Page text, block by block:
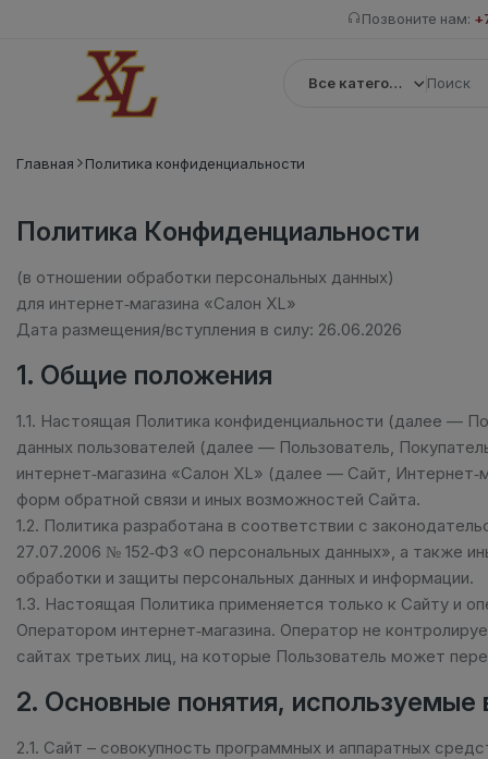
Позвоните нам:
Все категории
Главная Политика конфиденциальности
Политика Конфиденциальности
(в отношении обработки персональных данных)
для интернет‑магазина «Салон XL»
Дата размещения/вступления в силу: 26.06.2026
1. Общие положения
1.1. Настоящая Политика конфиденциальности (далее —
данных пользователей (далее — Пользователь,
интернет‑магазина «Салон XL» (далее — Сайт,
форм обратной связи и иных возможностей Сайта.
1.2. Политика разработана в соответствии с
27.07.2006 № 152‑ФЗ «О персональных данных», а также
обработки и защиты персональных данных и информации.
1.3. Настоящая Политика применяется только к Сайту и
Оператором интернет‑магазина. Оператор не
сайтах третьих лиц, на которые Пользователь может
2. Основные понятия, используемые
2.1. Сайт – совокупность программных и аппаратных